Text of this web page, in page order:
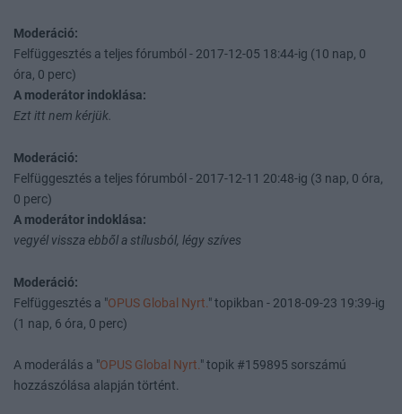
Moderáció:
Felfüggesztés a teljes fórumból - 2017-12-05 18:44-ig (10 nap, 0
óra, 0 perc)
A moderátor indoklása:
Ezt itt nem kérjük.
Moderáció:
Felfüggesztés a teljes fórumból - 2017-12-11 20:48-ig (3 nap, 0 óra,
0 perc)
A moderátor indoklása:
vegyél vissza ebből a stílusból, légy szíves
Moderáció:
Felfüggesztés a "OPUS Global Nyrt." topikban - 2018-09-23 19:39-ig
(1 nap, 6 óra, 0 perc)
A moderálás a "OPUS Global Nyrt." topik #159895 sorszámú
hozzászólása alapján történt.